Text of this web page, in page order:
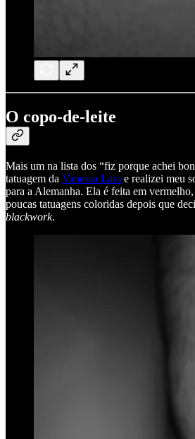
O copo-de-leite
Mais um na lista dos “fiz porque achei
tatuagem da Vanessa Lara e realizei meu
para a Alemanha. Ela é feita em
poucas tatuagens coloridas depois que
blackwork.